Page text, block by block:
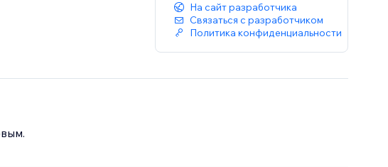
На сайт разработчика
Связаться с разработчиком
Политика конфиденциальности